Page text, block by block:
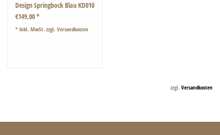
Design Springbock Blau KD010
€149,00 *
* Inkl. MwSt. zzgl. Versandkosten
zzgl. Versandkosten